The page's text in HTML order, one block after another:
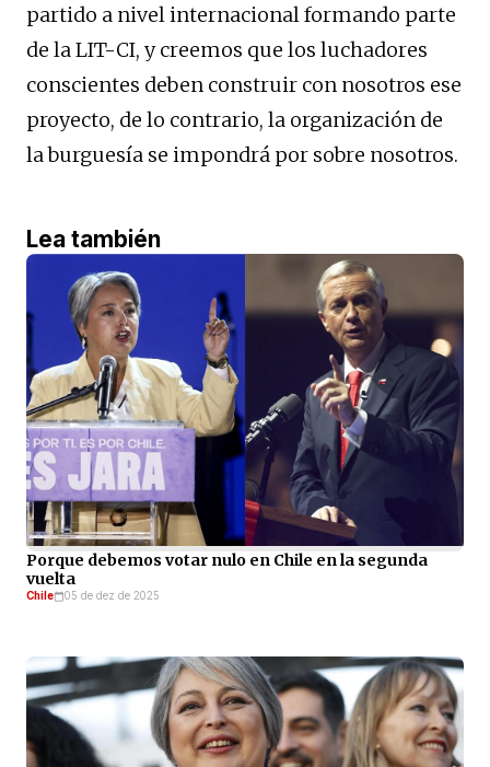
partido a nivel internacional formando parte
de la LIT-CI, y creemos que los luchadores
conscientes deben construir con nosotros ese
proyecto, de lo contrario, la organización de
la burguesía se impondrá por sobre nosotros.
Lea también
Porque debemos votar nulo en Chile en la segunda
vuelta
Chile 05 de dez de 2025